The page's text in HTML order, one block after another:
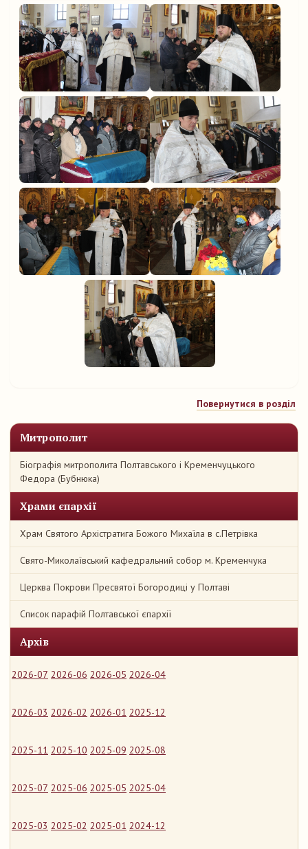
Митрополит
Біографія митрополита Полтавського і Кременчуцького
Федора (Бубнюка)
Храми єпархії
Храм Святого Архістратига Божого Михаїла в с.Петрівка
Свято-Миколаївський кафедральний собор м. Кременчука
Церква Покрови Пресвятої Богородиці у Полтаві
Список парафій Полтавської єпархії
Архів
2026-07 2026-06 2026-05 2026-04
2026-03 2026-02 2026-01 2025-12
2025-11 2025-10 2025-09 2025-08
2025-07 2025-06 2025-05 2025-04
2025-03 2025-02 2025-01 2024-12
Повернутися в розділ